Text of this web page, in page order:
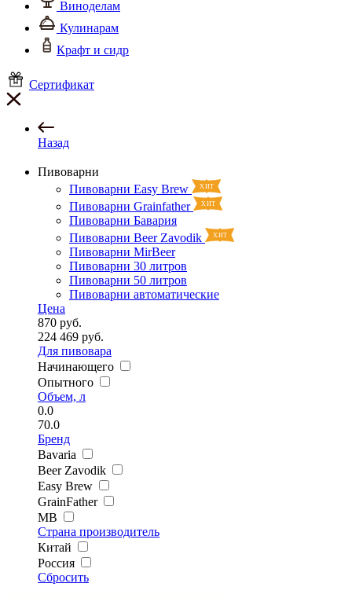
Виноделам
Кулинарам
Крафт и сидр
Сертификат
Назад
Пивоварни
Пивоварни Easy Brew
Пивоварни Grainfather
Пивоварни Бавария
Пивоварни Beer Zavodik
Пивоварни MirBeer
Пивоварни 30 литров
Пивоварни 50 литров
Пивоварни автоматические
Цена
870 руб.
224 469 руб.
Для пивовара
Начинающего
Опытного
Объем, л
0.0
70.0
Бренд
Bavaria
Beer Zavodik
Easy Brew
GrainFather
MB
Страна производитель
Китай
Россия
Сбросить